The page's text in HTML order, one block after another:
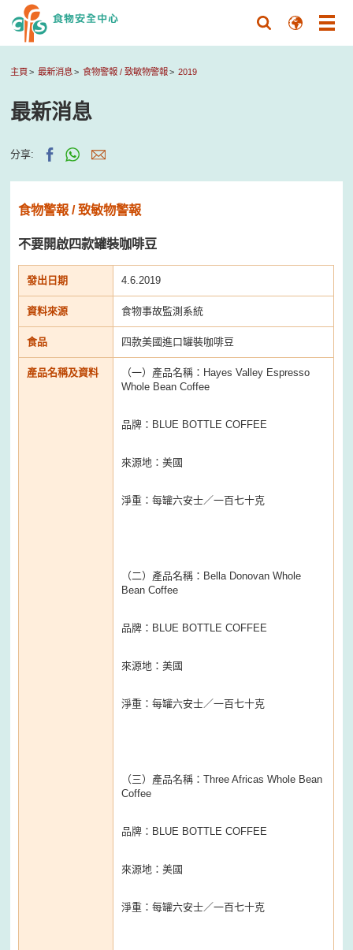
主頁 最新消息 食物警報 / 致敏物警報 2019
最新消息
分享:
食物警報 / 致敏物警報
不要開啟四款罐裝咖啡豆
發出日期 4.6.2019
資料來源 食物事故監測系統
食品 四款美國進口罐裝咖啡豆
產品名稱及資料
（一）產品名稱：Hayes Valley Espresso
Whole Bean Coffee
品牌：BLUE BOTTLE COFFEE
來源地：美國
淨重：每罐六安士／一百七十克
（二）產品名稱：Bella Donovan Whole
Bean Coffee
品牌：BLUE BOTTLE COFFEE
來源地：美國
淨重：每罐六安士／一百七十克
（三）產品名稱：Three Africas Whole Bean
Coffee
品牌：BLUE BOTTLE COFFEE
來源地：美國
淨重：每罐六安士／一百七十克